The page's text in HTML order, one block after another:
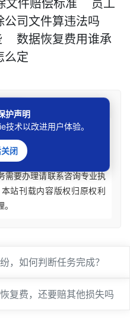
文件赔偿标准
员工
公司文件算违法吗
数据恢复费用谁承
么定
明
流，不构成任何形式法律
时效、个案等差异，请勿生
产生的一切法律后果皆由您
需要办理请联系咨询专业执
站刊载内容版权归原权利
，如何判断任务完成？
复费，还要赔其他损失吗
护声明
术以改进用户体验。
闭